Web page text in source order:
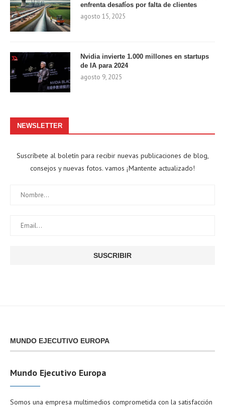
enfrenta desafíos por falta de clientes
agosto 15, 2025
Nvidia invierte 1.000 millones en startups
de IA para 2024
agosto 9, 2025
NEWSLETTER
Suscríbete al boletín para recibir nuevas publicaciones de blog,
consejos y nuevas fotos. vamos ¡Mantente actualizado!
MUNDO EJECUTIVO EUROPA
Mundo Ejecutivo Europa
Somos una empresa multimedios comprometida con la satisfacción